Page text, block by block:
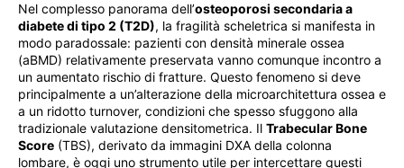
Nel complesso panorama dell’osteoporosi secondaria a
diabete di tipo 2 (T2D), la fragilità scheletrica si manifesta in
modo paradossale: pazienti con densità minerale ossea
(aBMD) relativamente preservata vanno comunque incontro a
un aumentato rischio di fratture. Questo fenomeno si deve
principalmente a un’alterazione della microarchitettura ossea e
a un ridotto turnover, condizioni che spesso sfuggono alla
tradizionale valutazione densitometrica. Il Trabecular Bone
Score (TBS), derivato da immagini DXA della colonna
lombare, è oggi uno strumento utile per intercettare questi